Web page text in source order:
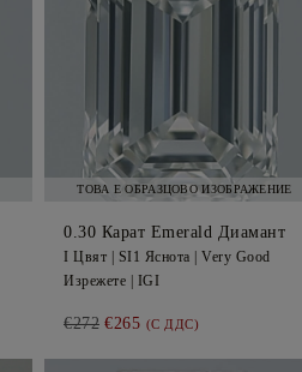
ТОВА Е ОБРАЗЦОВО ИЗОБРАЖЕНИЕ
0.30 Карат Emerald Диамант
I Цвят | SI1 Яснота | Very Good
Изрежете | IGI
€272 €265 (С ДДС)